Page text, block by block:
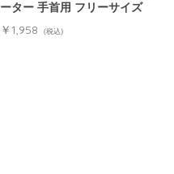
ーター 手首用 フリーサイズ
￥1,958 (税込)